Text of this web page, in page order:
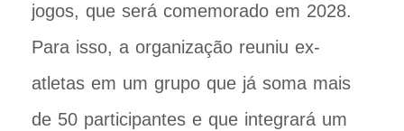
jogos, que será comemorado em 2028.
Para isso, a organização reuniu ex-
atletas em um grupo que já soma mais
de 50 participantes e que integrará um